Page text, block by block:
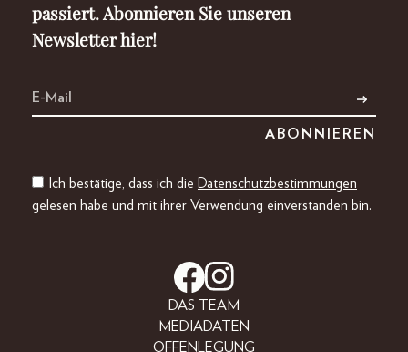
passiert. Abonnieren Sie unseren
Newsletter hier!
Ich bestätige, dass ich die Datenschutzbestimmungen
gelesen habe und mit ihrer Verwendung einverstanden bin.
DAS TEAM
MEDIADATEN
OFFENLEGUNG